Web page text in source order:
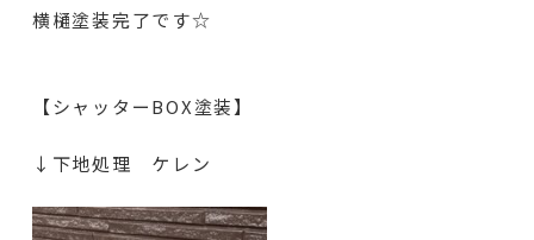
横樋塗装完了です☆
【シャッターBOX塗装】
↓下地処理 ケレン